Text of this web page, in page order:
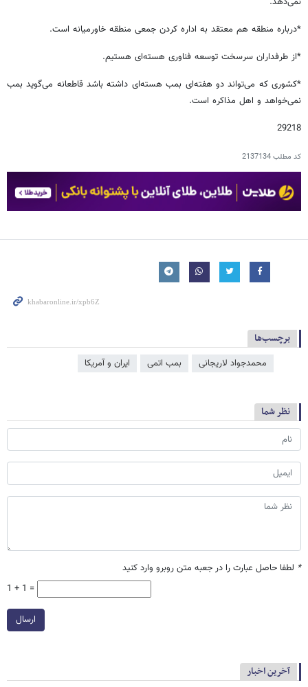
*درباره منطقه هم معتقد به اداره کردن جمعی منطقه خاورمیانه است.
*از طرفداران سرسخت توسعه فناوری هسته‌ای هستیم.
*کشوری که می‌تواند دو هفته‌ای بمب هسته‌ای داشته باشد قاطعانه می‌گوید بمب
نمی‌خواهد و اهل مذاکره است.
29218
کد مطلب2137134
برچسب‌ها
محمدجواد لاریجانی بمب اتمی ایران و آمریکا
نظر شما
* لطفا حاصل عبارت را در جعبه متن روبرو وارد کنید
1 + 1 =
ارسال
آخرین اخبار